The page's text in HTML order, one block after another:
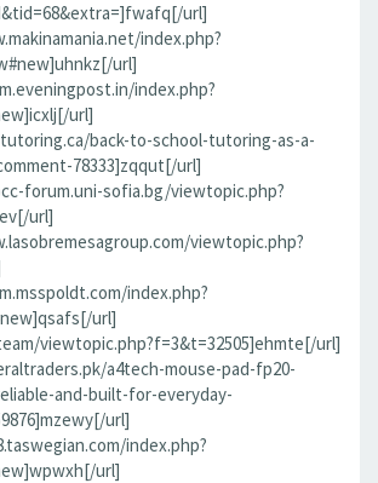
url]
index.php?
url]
index.php?
url]
back-to-school-tutoring-as-a-
78333]zqqut[/url]
forum.uni-sofia.bg/viewtopic.php?
url]
viewtopic.php?
index.php?
url]
viewtopic.php?f=3&t=32505]ehmte[/url]
a4tech-mouse-pad-fp20-
and-built-for-everyday-
url]
index.php?
url]